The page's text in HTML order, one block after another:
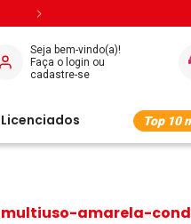
Seja bem-vindo(a)!
Licenciados Top 10
multiuso-amarela-